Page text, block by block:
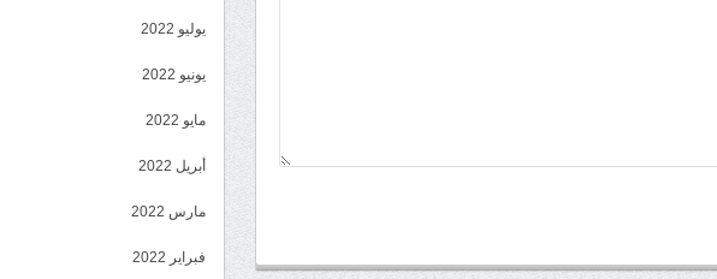
يوليو 2022
يونيو 2022
مايو 2022
أبريل 2022
مارس 2022
فبراير 2022